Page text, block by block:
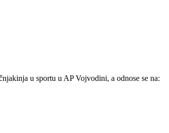
u sportu u AP Vojvodini, a odnose se na: